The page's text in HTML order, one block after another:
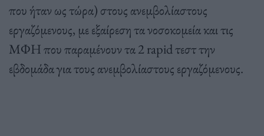
που ήταν ως τώρα) στους ανεμβολίαστους
εργαζόμενους, με εξαίρεση τα νοσοκομεία και τις
ΜΦΗ που παραμένουν τα 2 rapid τεστ την
εβδομάδα για τους ανεμβολίαστους εργαζόμενους.